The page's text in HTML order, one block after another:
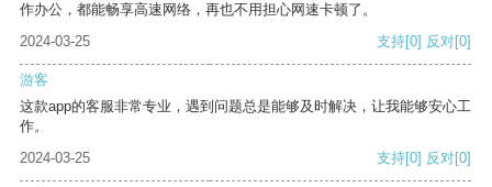
作办公，都能畅享高速网络，再也不用担心网速卡顿了。
2024-03-25
支持[0] 反对[0]
游客
这款app的客服非常专业，遇到问题总是能够及时解决，让我能够安心工
作。
2024-03-25
支持[0] 反对[0]